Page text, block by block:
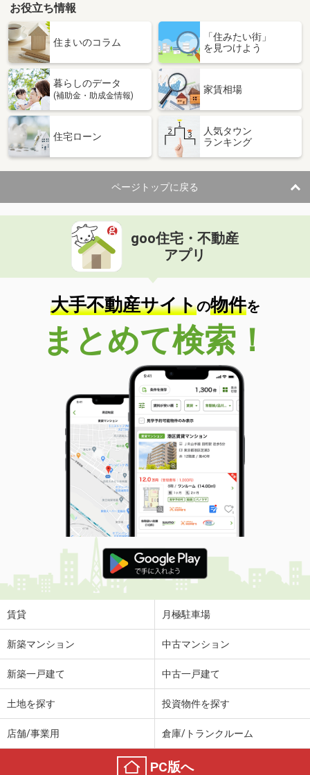
お役立ち情報
住まいのコラム
「住みたい街」
を見つけよう
暮らしのデータ
(補助金・助成金情報)
家賃相場
住宅ローン
人気タウン
ランキング
ページトップに戻る
goo住宅・不動産
アプリ
大手不動産サイトの物件を
まとめて検索！
賃貸 月極駐車場
新築マンション 中古マンション
新築一戸建て 中古一戸建て
土地を探す 投資物件を探す
店舗/事業用 倉庫/トランクルーム
PC版へ